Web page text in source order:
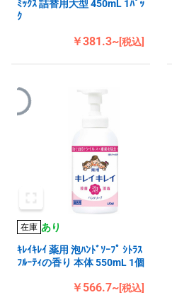
ﾐｯｸｽ 詰替用大型 450mL 1ﾊﾟｯ
ｸ
￥381.3~[税込]
在庫 あり
ｷﾚｲｷﾚｲ 薬用 泡ﾊﾝﾄﾞｿｰﾌﾟ ｼﾄﾗｽ
ﾌﾙｰﾃｨの香り 本体 550mL 1個
￥566.7~[税込]